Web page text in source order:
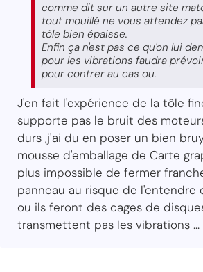
comme dit sur un autre site
tout mouillé ne vous attendez
tôle bien épaisse.
Enfin ça n'est pas ce qu'on lui
pour les vibrations faudra
pour contrer au cas ou.
J'en fait l'expérience de la tôle
supporte pas le bruit des
durs ,j'ai du en poser un bien
mousse d'emballage de Carte
plus impossible de fermer
panneau au risque de l'entendre
ou ils feront des cages de
transmettent pas les vibrations ...